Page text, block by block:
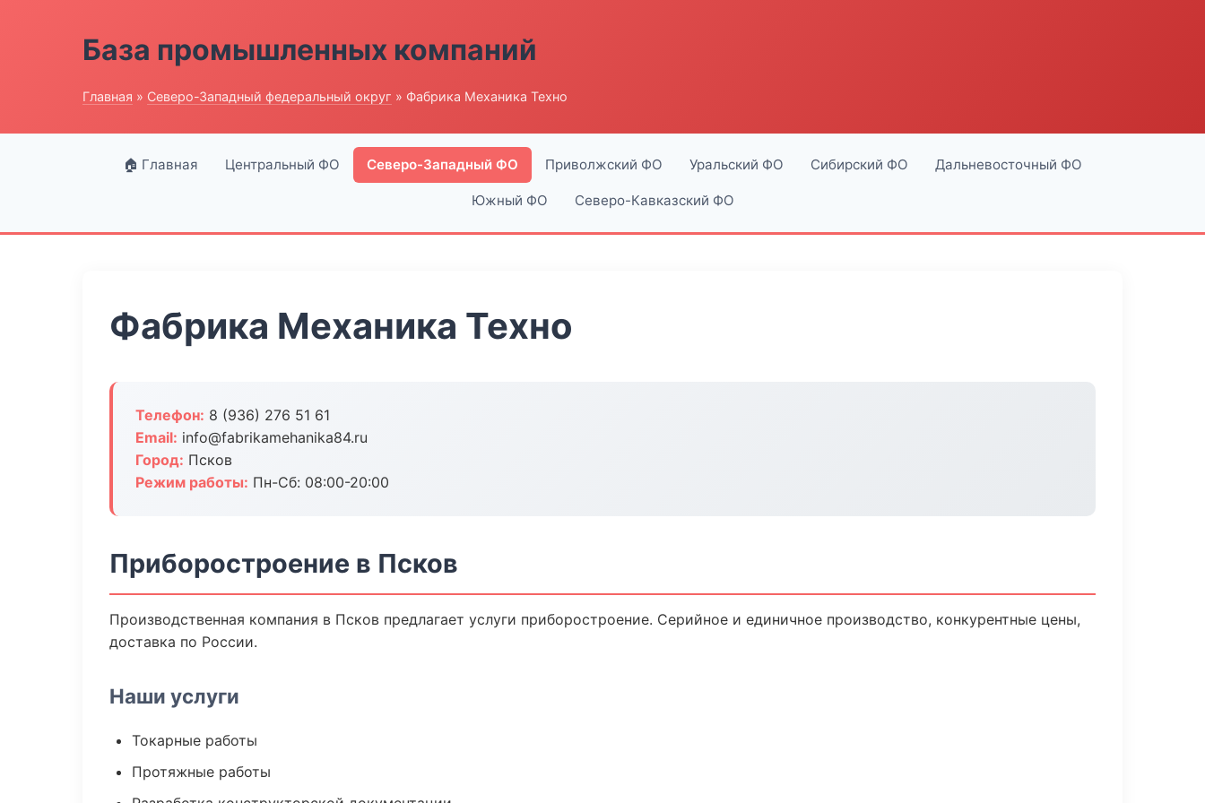
База промышленных компаний
Главная » Северо-Западный федеральный округ » Фабрика Механика Техно
🏠 Главная Центральный ФО Северо-Западный ФО Приволжский ФО Уральский ФО Сибирский ФО Дальневосточный ФО
Южный ФО Северо-Кавказский ФО
Фабрика Механика Техно
Телефон: 8 (936) 276 51 61
Email: info@fabrikamehanika84.ru
Город: Псков
Режим работы: Пн-Сб: 08:00-20:00
Приборостроение в Псков
Производственная компания в Псков предлагает услуги приборостроение. Серийное и единичное производство, конкурентные цены,
доставка по России.
Наши услуги
Токарные работы
Протяжные работы